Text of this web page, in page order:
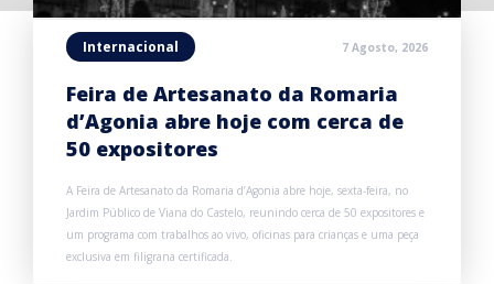
Internacional 7 Agosto, 2026
Feira de Artesanato da Romaria
d’Agonia abre hoje com cerca de
50 expositores
A Feira de Artesanato da Romaria d’Agonia abre hoje, sexta-feira, no
Jardim Público de Viana do Castelo, reunindo cerca de 50 expositores e
um programa com trabalhos ao vivo, oficinas para crianças e uma peça
exclusiva em filigrana certificada.